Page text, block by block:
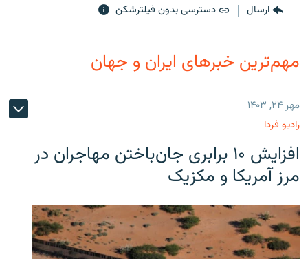
ارسال دسترسی بدون فیلترشکن
مهم‌ترین خبرهای ایران و جهان
مهر ۲۴, ۱۴۰۳
رادیو فردا
افزایش ۱۰ برابری جان‌باختن مهاجران در
مرز آمریکا و مکزیک